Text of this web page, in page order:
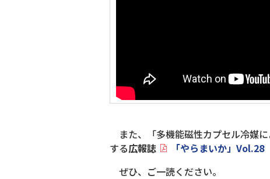
また、「多機能磁性カプセル冷媒
する広報誌 「やらまいか」Vol.28
ぜひ、ご一読ください。